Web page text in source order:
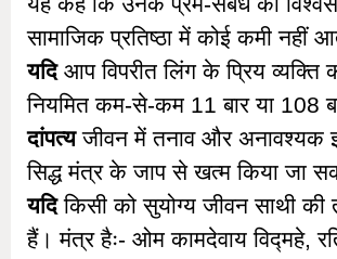
सामाजिक प्रतिष्ठा में कोई कमी नहीं
यदि आप विपरीत लिंग के प्रिय
नियमित कम-से-कम 11 बार या 108
दांपत्यजीवन में तनाव और
सिद्ध मंत्र के जाप से खत्म किया जा
यदिकिसी को सुयोग्य जीवन साथी
हैं। मंत्र हैः- ओम कामदेवाय विद्महे,